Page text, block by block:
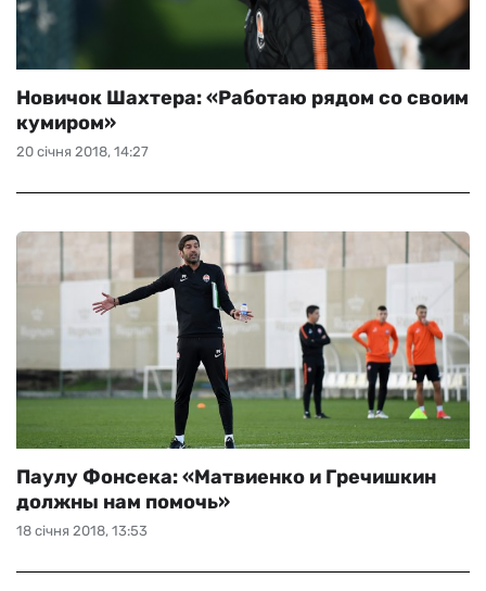
20 січня 2018, 14:27
Новичок Шахтера: «Работаю рядом со своим
кумиром»
18 січня 2018, 13:53
Паулу Фонсека: «Матвиенко и Гречишкин
должны нам помочь»